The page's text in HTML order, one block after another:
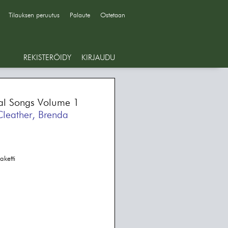
Tilauksen peruutus Palaute Ostetaan
REKISTERÖIDY KIRJAUDU
Songs Volume 1
Brenda